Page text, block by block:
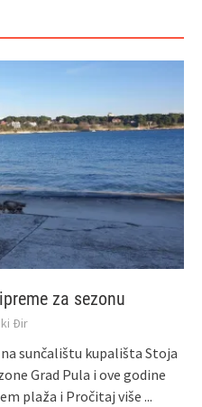
za sezonu
Đir
sunčalištu kupališta Stoja
Grad Pula i ove godine
plaža i Pročitaj više ...